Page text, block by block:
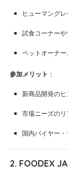
ヒューマング
試食コーナー
ペットオーナー
参加メリット ：
新商品開発の
市場ニーズの
国内バイヤー
2. FOODEX